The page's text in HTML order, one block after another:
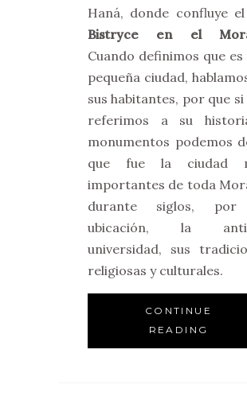
Haná, donde confluye el
Bistryce en el
Cuando definimos que es
pequeña ciudad,
sus habitantes, por que si
referimos a su
monumentos podemos
que fue la ciudad
importantes de toda
durante siglos,
ubicación, la
universidad, sus
religiosas y culturales.
CONTINUE
READING